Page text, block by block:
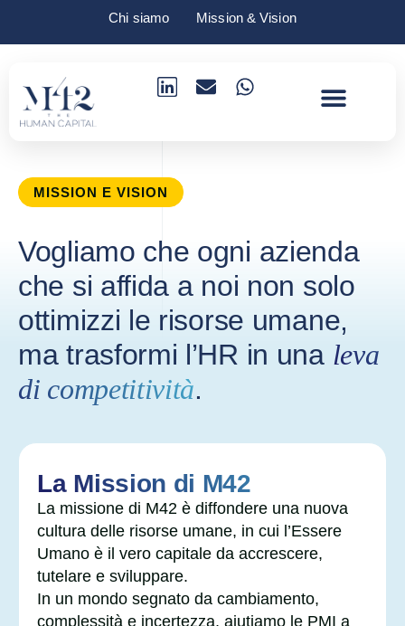
Chi siamo Mission & Vision
MISSION E VISION
Vogliamo che ogni azienda
che si affida a noi non solo
ottimizzi le risorse umane,
ma trasformi l’HR in una leva
di competitività.
La Mission di M42
La missione di M42 è diffondere una nuova
cultura delle risorse umane, in cui l’Essere
Umano è il vero capitale da accrescere,
tutelare e sviluppare.
In un mondo segnato da cambiamento,
complessità e incertezza, aiutiamo le PMI a